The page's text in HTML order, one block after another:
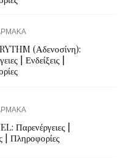
(Αδενοσίνη):
| Ενδείξεις |
Παρενέργειες |
| Πληροφορίες